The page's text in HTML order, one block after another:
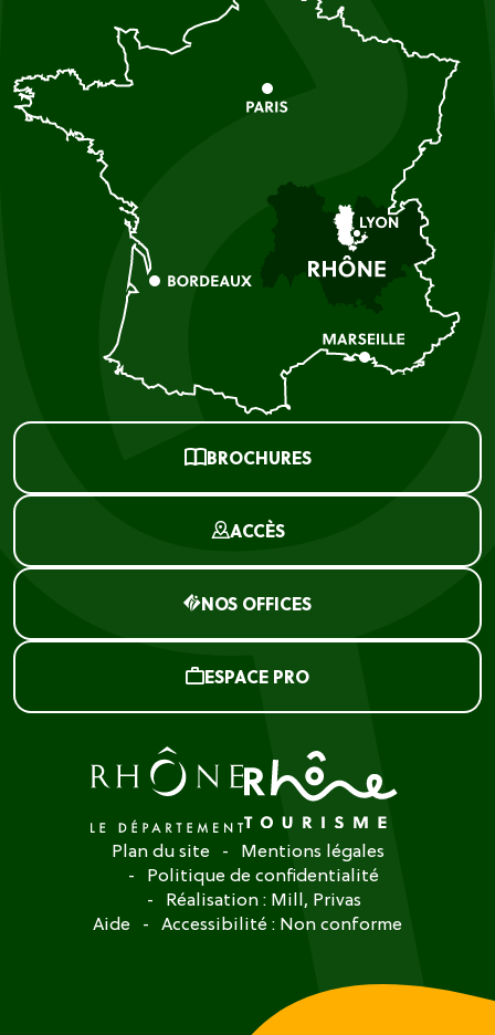
BROCHURES
ACCÈS
NOS OFFICES
ESPACE PRO
Plan du site
Mentions légales
Politique de confidentialité
Réalisation : Mill, Privas
Aide
Accessibilité : Non conforme